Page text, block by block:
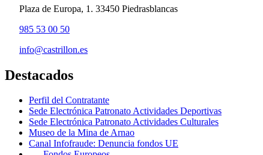
Plaza de Europa, 1. 33450 Piedrasblancas
985 53 00 50
info@castrillon.es
Destacados
Perfil del Contratante
Sede Electrónica Patronato Actividades Deportivas
Sede Electrónica Patronato Actividades Culturales
Museo de la Mina de Arnao
Canal Infofraude: Denuncia fondos UE